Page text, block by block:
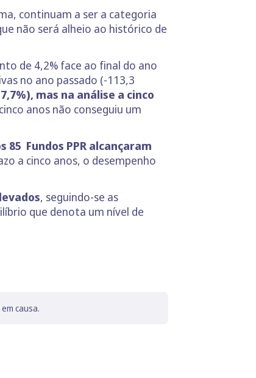
continuam a ser a categoria
não será alheio ao histórico de
de 4,2% face ao final do ano
no ano passado (-113,3
mas na análise a cinco
anos não conseguiu um
85 Fundos PPR alcançaram
a cinco anos, o desempenho
, seguindo-se as
que denota um nível de
causa.